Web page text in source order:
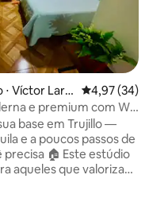
Víctor Larc
4,97 de
4,97 (34)
e premium com Wi-
base em Trujillo —
e a poucos passos de
🏠 Este estúdio
aqueles que valorizam